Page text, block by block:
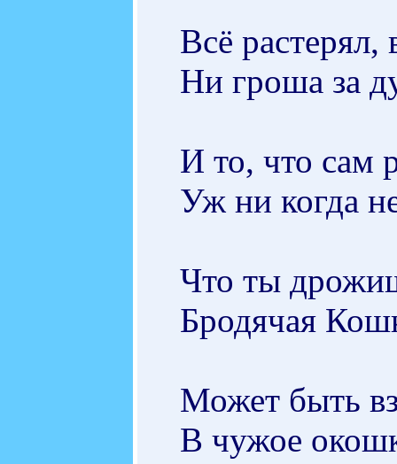
Всё растерял,
Ни гроша за
И то, что сам
Уж ни когда
Что ты
Бродячая
Может быть
В чужое